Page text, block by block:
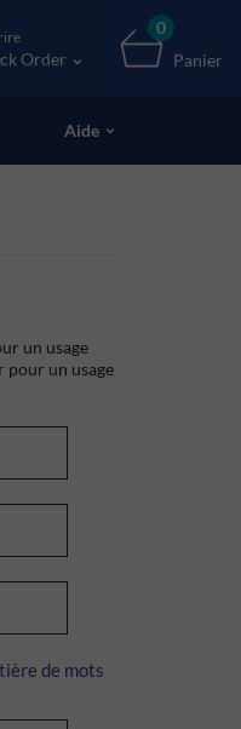
Order
0
Panier
Aide
un usage
pour un usage
de mots